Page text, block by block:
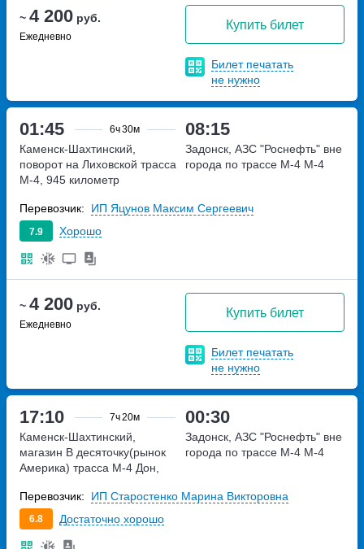
~ 4 200 руб.
Ежедневно
Купить билет
Билет печатать
не нужно
01:45 6ч30м 08:15
~ 4 200 руб.
Ежедневно
Купить билет
Билет печатать
не нужно
Каменск-Шахтинский,
поворот на Лиховской трасса
М-4, 945 километр
Задонск, АЗС "Роснефть" вне
города по трассе М-4 М-4
7.9 Хорошо
Перевозчик: ИП Яцунов Максим Сергеевич
17:10 7ч20м 00:30
Каменск-Шахтинский,
магазин В десяточку(рынок
Америка) трасса М-4 Дон,
Задонск, АЗС "Роснефть" вне
города по трассе М-4 М-4
6.8 Достаточно хорошо
Перевозчик: ИП Старостенко Марина Викторовна